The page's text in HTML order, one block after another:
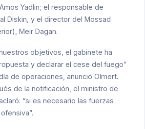
Yadlin; el responsable de
Diskin, y el director del Mossad
Meir Dagan.
objetivos, el gabinete ha
y declarar el cese del fuego”
de operaciones, anunció Olmert.
de la notificación, el ministro de
“si es necesario las fuerzas